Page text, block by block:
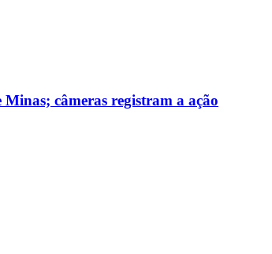
câmeras registram a ação